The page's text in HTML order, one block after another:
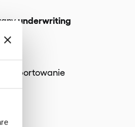
underwriting
raportowanie